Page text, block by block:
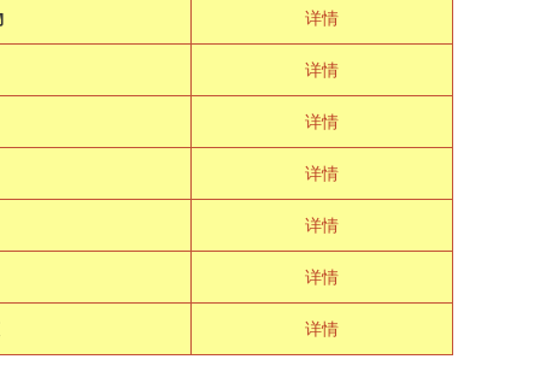
详情
详情
详情
详情
详情
详情
详情